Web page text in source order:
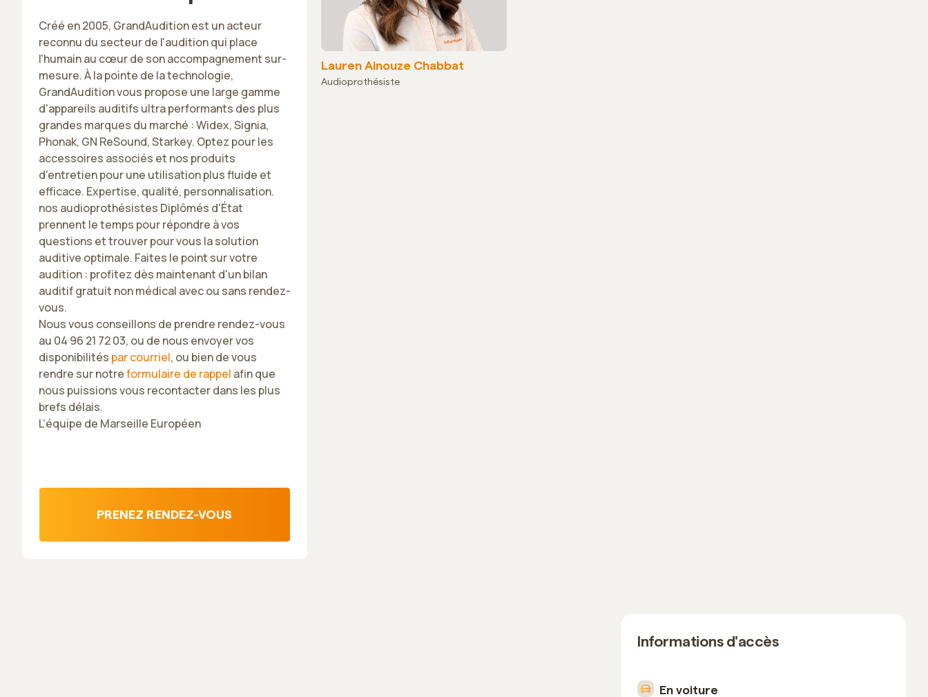
Créé en 2005, GrandAudition est un acteur
reconnu du secteur de l'audition qui place
l'humain au cœur de son accompagnement sur-
mesure. À la pointe de la technologie,
GrandAudition vous propose une large gamme
d'appareils auditifs ultra performants des plus
grandes marques du marché : Widex, Signia,
Phonak, GN ReSound, Starkey. Optez pour les
accessoires associés et nos produits
d'entretien pour une utilisation plus fluide et
efficace. Expertise, qualité, personnalisation.
nos audioprothésistes Diplômés d'État
prennent le temps pour répondre à vos
questions et trouver pour vous la solution
auditive optimale. Faites le point sur votre
audition : profitez dès maintenant d'un bilan
auditif gratuit non médical avec ou sans rendez-
vous.
Nous vous conseillons de prendre rendez-vous
au 04 96 21 72 03, ou de nous envoyer vos
disponibilités par courriel, ou bien de vous
rendre sur notreformulaire de rappel afin que
nous puissions vous recontacter dans les plus
brefs délais.
L’équipe de Marseille Européen
PRENEZ RENDEZ-VOUS
Lauren Ainouze Chabbat
Audioprothésiste
Informations d'accès
En voiture